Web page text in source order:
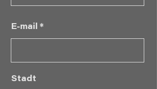
E-mail
Stadt